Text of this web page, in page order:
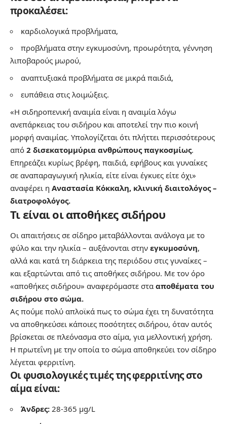
προκαλέσει:
καρδιολογικά προβλήματα,
προβλήματα στην εγκυμοσύνη, προωρότητα, γέννηση
λιποβαρούς μωρού,
αναπτυξιακά προβλήματα σε μικρά παιδιά,
ευπάθεια στις λοιμώξεις.
«Η σιδηροπενική αναιμία είναι η αναιμία λόγω
ανεπάρκειας του σιδήρου και αποτελεί την πιο κοινή
μορφή αναιμίας. Υπολογίζεται ότι πλήττει περισσότερους
από 2 δισεκατομμύρια ανθρώπους παγκοσμίως.
Επηρεάζει κυρίως βρέφη, παιδιά, εφήβους και γυναίκες
σε αναπαραγωγική ηλικία, είτε είναι έγκυες είτε όχι»
αναφέρει η Αναστασία Κόκκαλη, κλινική διαιτολόγος –
διατροφολόγος.
Τι είναι οι αποθήκες σιδήρου
Οι απαιτήσεις σε σίδηρο μεταβάλλονται ανάλογα με το
φύλο και την ηλικία – αυξάνονται στην εγκυμοσύνη,
αλλά και κατά τη διάρκεια της περιόδου στις γυναίκες –
και εξαρτώνται από τις αποθήκες σιδήρου. Με τον όρο
«αποθήκες σιδήρου» αναφερόμαστε στα αποθέματα του
σιδήρου στο σώμα.
Ας πούμε πολύ απλοϊκά πως το σώμα έχει τη δυνατότητα
να αποθηκεύσει κάποιες ποσότητες σιδήρου, όταν αυτός
βρίσκεται σε πλεόνασμα στο αίμα, για μελλοντική χρήση.
Η πρωτεΐνη με την οποία το σώμα αποθηκεύει τον σίδηρο
λέγεται φερριτίνη.
Οι φυσιολογικές τιμές της φερριτίνης στο
αίμα είναι:
Άνδρες: 28-365 μg/L